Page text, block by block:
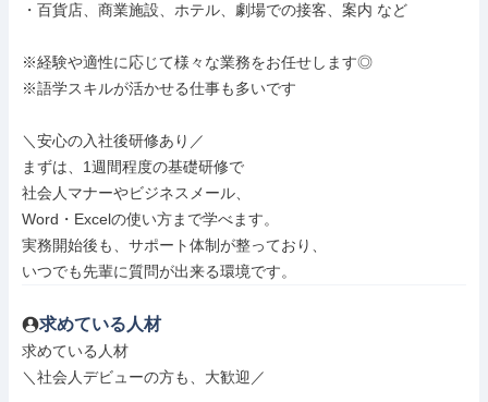
・百貨店、商業施設、ホテル、劇場での接客、案内 など
※経験や適性に応じて様々な業務をお任せします◎
※語学スキルが活かせる仕事も多いです
＼安心の入社後研修あり／
まずは、1週間程度の基礎研修で
社会人マナーやビジネスメール、
Word・Excelの使い方まで学べます。
実務開始後も、サポート体制が整っており、
いつでも先輩に質問が出来る環境です。
求めている人材
求めている人材
＼社会人デビューの方も、大歓迎／